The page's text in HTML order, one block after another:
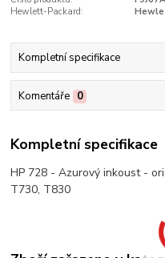
Hewlett-Packard:
Kompletní specifikace
Komentáře 0
Kompletní specifikace
HP 728 - Azurový inkoust -
T730, T830